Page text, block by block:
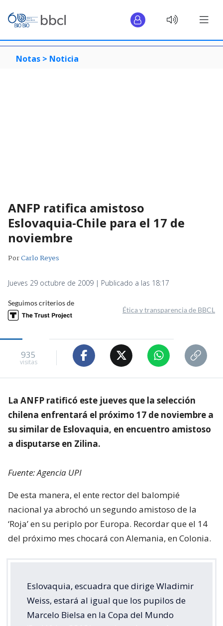
Notas > Noticia
ANFP ratifica amistoso
Eslovaquia-Chile para el 17 de
noviembre
PorCarlo Reyes
Jueves 29 octubre de 2009 | Publicado a las 18:17
Seguimos criterios de
Ética y transparencia de BBCL
935
visitas
La ANFP ratificó este jueves que la selección
chilena enfrentará el próximo 17 de noviembre a
su similar de Eslovaquia, en encuentro amistoso
a disputarse en Zilina.
Fuente: Agencia UPI
De esta manera, el ente rector del balompié
nacional ya abrochó un segundo amistoso de la
‘Roja’ en su periplo por Europa. Recordar que el 14
del próximo mes chocará con Alemania, en Colonia.
Eslovaquia, escuadra que dirige Wladimir
Weiss, estará al igual que los pupilos de
Marcelo Bielsa en la Copa del Mundo